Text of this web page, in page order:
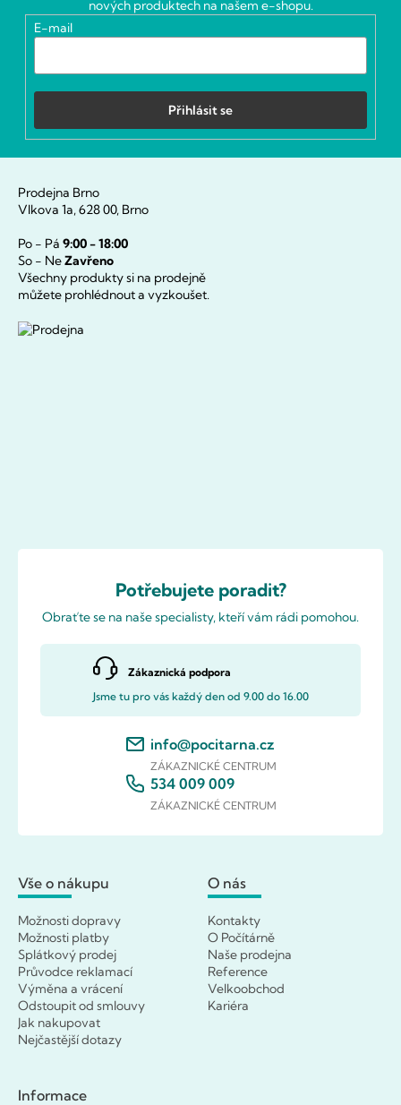
nových produktech na našem e-shopu.
E-mail
Přihlásit se
Prodejna Brno
Vlkova 1a, 628 00, Brno
Po - Pá 9:00 - 18:00
So - NeZavřeno
Všechny produkty si na prodejně
můžete prohlédnout a vyzkoušet.
Potřebujete poradit?
Obraťte se na naše specialisty, kteří vám rádi pomohou.
Zákaznická podpora
Jsme tu pro vás každý den od 9.00 do 16.00
info@pocitarna.cz
ZÁKAZNICKÉ CENTRUM
534 009 009
ZÁKAZNICKÉ CENTRUM
Vše o nákupu
Možnosti dopravy
Možnosti platby
Splátkový prodej
Průvodce reklamací
Výměna a vrácení
Odstoupit od smlouvy
Jak nakupovat
Nejčastější dotazy
O nás
Kontakty
O Počítárně
Naše prodejna
Reference
Velkoobchod
Kariéra
Informace